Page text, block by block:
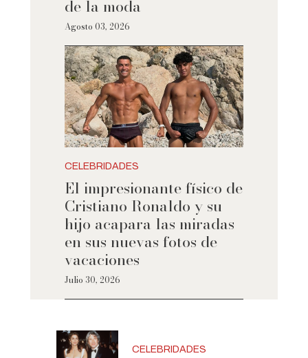
de la moda
Agosto 03, 2026
CELEBRIDADES
El impresionante físico de
Cristiano Ronaldo y su
hijo acapara las miradas
en sus nuevas fotos de
vacaciones
Julio 30, 2026
CELEBRIDADES